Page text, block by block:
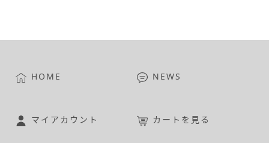
HOME NEWS
マイアカウント カートを見る